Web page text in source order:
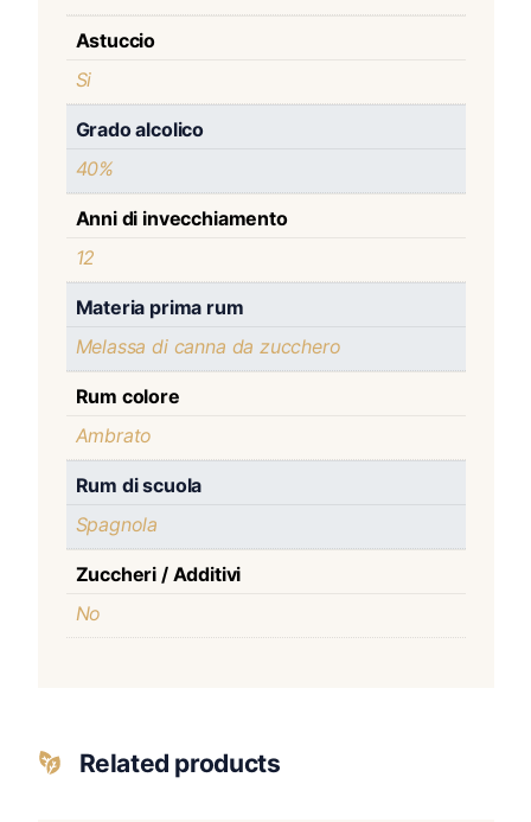
Astuccio
Si
Grado alcolico
40%
Anni di invecchiamento
12
Materia prima rum
Melassa di canna da zucchero
Rum colore
Ambrato
Rum di scuola
Spagnola
Zuccheri / Additivi
No
Related products